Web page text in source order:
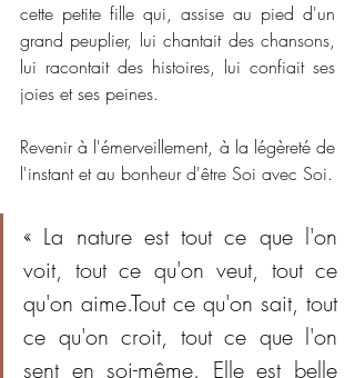
cette petite fille qui, assise au pied d'un
grand peuplier, lui chantait des chansons,
lui racontait des histoires, lui confiait ses
joies et ses peines.
Revenir à l'émerveillement, à la légèreté de
l'instant et au bonheur d'être Soi avec Soi.
« La nature est tout ce que l'on
voit, tout ce qu'on veut, tout ce
qu'on aime.Tout ce qu'on sait, tout
ce qu'on croit, tout ce que l'on
sent en soi-même. Elle est belle